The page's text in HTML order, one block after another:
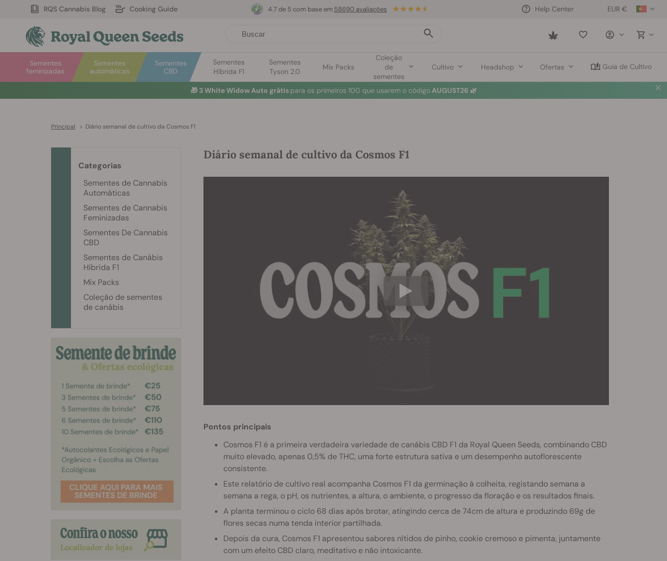
RQS Cannabis Blog Cooking Guide EUR €
Help Center
Saved
Sementes
automáticas
Sementes
feminizadas
Sementes
CBD
Sementes
Híbrida F1
Sementes
Tyson 2.0
Mix Packs
Coleção
de
sementes
Cultivo Headshop Ofertas Guia de Cultivo
4.7 de 5 com base em 58690 avaliações
🎁 3 White Widow Auto grátis para os primeiros 100 que usarem o códigoAUGUST26 🌿
Principal > Diário semanal de cultivo da Cosmos F1
Diário semanal de cultivo da Cosmos F1
Pontos principais
Cosmos F1 é a primeira verdadeira variedade de canábis CBD F1 da Royal Queen Seeds, combinando CBD
muito elevado, apenas 0,5% de THC, uma forte estrutura sativa e um desempenho autoflorescente
consistente.
Este relatório de cultivo real acompanha Cosmos F1 da germinação à colheita, registando semana a
semana a rega, o pH, os nutrientes, a altura, o ambiente, o progresso da floração e os resultados finais.
A planta terminou o ciclo 68 dias após brotar, atingindo cerca de 74cm de altura e produzindo 69g de
flores secas numa tenda interior partilhada.
Depois da cura, Cosmos F1 apresentou sabores nítidos de pinho, cookie cremoso e pimenta, juntamente
com um efeito CBD claro, meditativo e não intoxicante.
Categorias
Sementes de Cannabis
Automáticas
Sementes de Cannabis
Feminizadas
Sementes De Cannabis
CBD
Sementes de Canábis
Híbrida F1
Mix Packs
Coleção de sementes
de canábis